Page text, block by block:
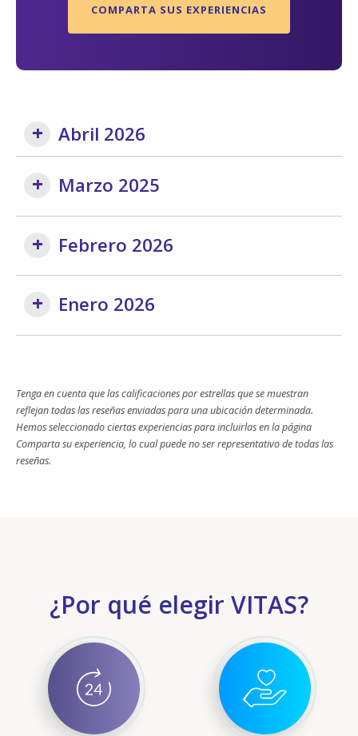
COMPARTA SUS EXPERIENCIAS
Abril 2026
Marzo 2025
Febrero 2026
Enero 2026
Tenga en cuenta que las calificaciones por estrellas que se muestran
reflejan todas las reseñas enviadas para una ubicación determinada.
Hemos seleccionado ciertas experiencias para incluirlas en la página
Comparta su experiencia, lo cual puede no ser representativo de todas las
reseñas.
¿Por qué elegir VITAS?